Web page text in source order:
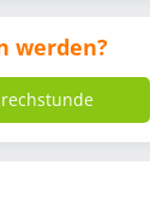
werden?